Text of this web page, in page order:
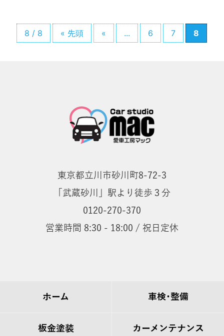
8 / 8 « 先頭 « ... 6 7 8
東京都立川市砂川町8-72-3
「武蔵砂川」駅より徒歩３分
0120-270-370
営業時間 8:30 - 18:00 / 祝日定休
ホーム 車検･整備
板金塗装 カーメンテナンス